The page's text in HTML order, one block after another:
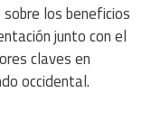
los beneficios
junto con el
claves en
occidental.